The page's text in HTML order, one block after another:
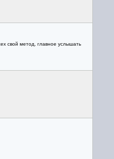
свой метод, главное услышать